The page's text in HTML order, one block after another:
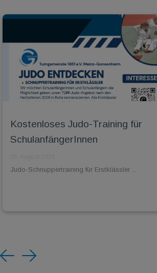
Kostenloses Judo-Training für
SchulanfängerInnen
Judo-Schnuppertraining für Erstklässler ...
Previous
Next